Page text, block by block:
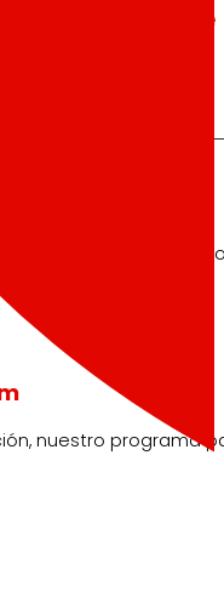
nos mueve
transformación,
nuestro programa